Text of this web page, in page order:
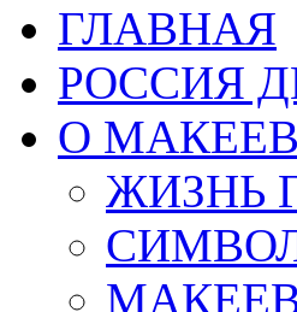
ГЛАВНАЯ
РОССИЯ
О
ЖИЗНЬ